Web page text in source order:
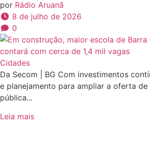
por Rádio Aruanã
8 de julho de 2026
0
Cidades
Da Secom | BG Com investimentos
e planejamento para ampliar a oferta de
pública...
Leia mais